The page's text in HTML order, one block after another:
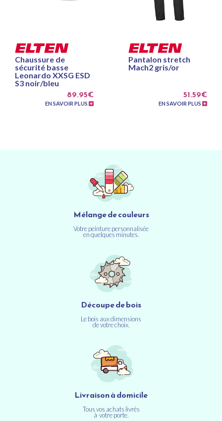
Chaussure de
sécurité basse
Leonardo XXSG ESD
S3 noir/bleu
89.95€
EN SAVOIR PLUS
Pantalon stretch
Mach2 gris/or
51.59€
EN SAVOIR PLUS
Mélange de couleurs
Votre peinture personnalisée
en quelques minutes.
Découpe de bois
Le bois aux dimensions
de votre choix.
Livraison à domicile
Tous vos achats livrés
à votre porte.